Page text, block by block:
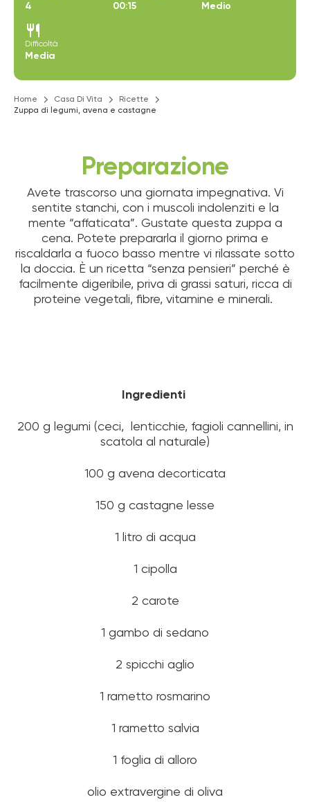
4 00:15 Medio
restaurant
Difficoltà
Media
Home Casa Di Vita
Ricette
Zuppa di legumi, avena e castagne
Preparazione
Avete trascorso una giornata impegnativa. Vi
sentite stanchi, con i muscoli indolenziti e la
mente “affaticata”. Gustate questa zuppa a
cena. Potete prepararla il giorno prima e
riscaldarla a fuoco basso mentre vi rilassate sotto
la doccia. È un ricetta “senza pensieri” perché è
facilmente digeribile, priva di grassi saturi, ricca di
proteine vegetali, fibre, vitamine e minerali.
Ingredienti
200 g legumi (ceci, lenticchie, fagioli cannellini, in
scatola al naturale)
100 g avena decorticata
150 g castagne lesse
1 litro di acqua
1 cipolla
2 carote
1 gambo di sedano
2 spicchi aglio
1 rametto rosmarino
1 rametto salvia
1 foglia di alloro
olio extravergine di oliva